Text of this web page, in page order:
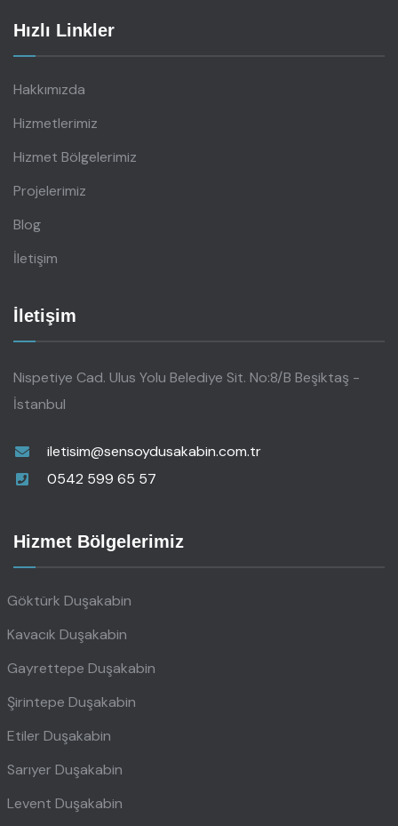
Hızlı Linkler
Hakkımızda
Hizmetlerimiz
Hizmet Bölgelerimiz
Projelerimiz
Blog
İletişim
İletişim
Nispetiye Cad. Ulus Yolu Belediye Sit. No:8/B Beşiktaş -
İstanbul
iletisim@sensoydusakabin.com.tr
0542 599 65 57
Hizmet Bölgelerimiz
Göktürk Duşakabin
Kavacık Duşakabin
Gayrettepe Duşakabin
Şirintepe Duşakabin
Etiler Duşakabin
Sarıyer Duşakabin
Levent Duşakabin